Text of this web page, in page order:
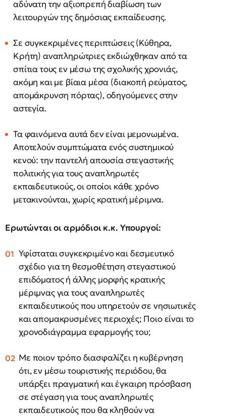
αδύνατη την αξιοπρεπή διαβίωση των
λειτουργών της δημόσιας εκπαίδευσης.
Σε συγκεκριμένες περιπτώσεις (Κύθηρα,
Κρήτη) αναπληρώτριες εκδιώχθηκαν από τα
σπίτια τους εν μέσω της σχολικής χρονιάς,
ακόμη και με βίαια μέσα (διακοπή ρεύματος,
απομάκρυνση πόρτας), οδηγούμενες στην
αστεγία.
Τα φαινόμενα αυτά δεν είναι μεμονωμένα.
Αποτελούν συμπτώματα ενός συστημικού
κενού: την παντελή απουσία στεγαστικής
πολιτικής για τους αναπληρωτές
εκπαιδευτικούς, οι οποίοι κάθε χρόνο
μετακινούνται, χωρίς κρατική μέριμνα.
Ερωτώνται οι αρμόδιοι κ.κ. Υπουργοί:
Υφίσταται συγκεκριμένο και δεσμευτικό
σχέδιο για τη θεσμοθέτηση στεγαστικού
επιδόματος ή άλλης μορφής κρατικής
μέριμνας για τους αναπληρωτές
εκπαιδευτικούς που υπηρετούν σε νησιωτικές
και απομακρυσμένες περιοχές; Ποιο είναι το
χρονοδιάγραμμα εφαρμογής του;
Με ποιον τρόπο διασφαλίζει η κυβέρνηση
ότι, εν μέσω τουριστικής περιόδου, θα
υπάρξει πραγματική και έγκαιρη πρόσβαση
σε στέγαση για τους αναπληρωτές
εκπαιδευτικούς που θα κληθούν να